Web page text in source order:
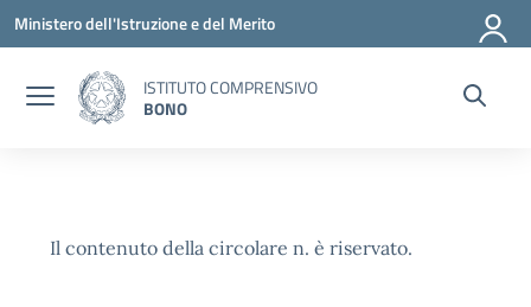
Vai ai contenuti
Vai al menu di navigazione
Vai al footer
Ministero dell'Istruzione e del Merito
ISTITUTO COMPRENSIVO
BONO
Il contenuto della circolare n. è riservato.